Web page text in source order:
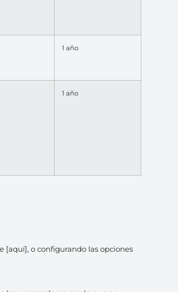
1 año
1 año
[aquí], o configurando las opciones